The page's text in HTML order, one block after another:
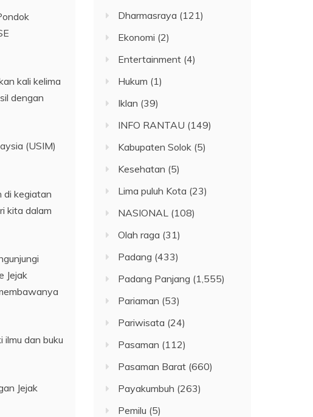
kali kelima
dengan
(USIM)
di kegiatan
kita dalam
Jejak
dan buku
Jejak
Dharmasraya (121)
Ekonomi (2)
Entertainment (4)
Hukum (1)
Iklan (39)
INFO RANTAU (149)
Kabupaten Solok (5)
Kesehatan (5)
Lima puluh Kota (23)
NASIONAL (108)
Olah raga (31)
Padang (433)
Padang Panjang (1,555)
Pariaman (53)
Pariwisata (24)
Pasaman (112)
Pasaman Barat (660)
Payakumbuh (263)
Pemilu (5)